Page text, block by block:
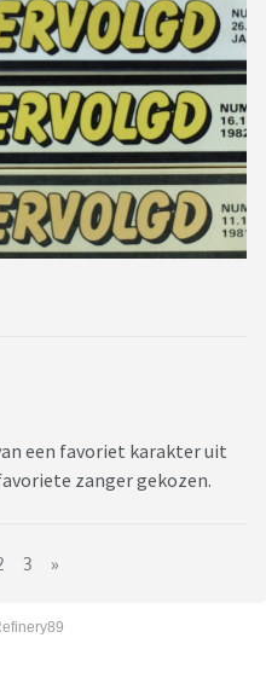
een favoriet karakter uit
zanger gekozen.
3 »